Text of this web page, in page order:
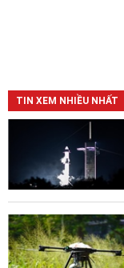
TIN XEM NHIỀU NHẤT